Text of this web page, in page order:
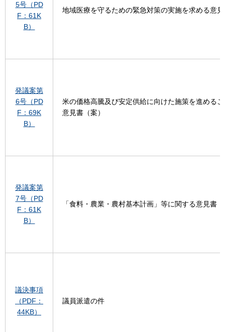
5号（PD
F：61K
B）
地域医療を守るための緊急対策の実施を求める意
発議案第
6号（PD
F：69K
B）
米の価格高騰及び安定供給に向けた施策を進める
意見書（案）
発議案第
7号（PD
F：61K
B）
「食料・農業・農村基本計画」等に関する意見書
議決事項
（PDF：
44KB）
議員派遣の件